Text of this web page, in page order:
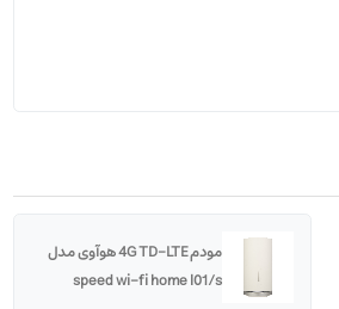
مودم 4G TD-LTE هوآوی مدل
speed wi-fi home l01/s